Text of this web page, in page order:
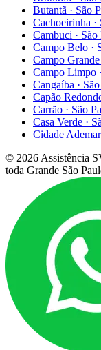
Butantã · São
Cachoeirinha ·
Cambuci · São
Campo Belo ·
Campo Grande
Campo Limpo ·
Cangaíba ·
Capão
Carrão · São
Casa Verde ·
Cidade Ademar
© 2026Assistência
toda Grande São